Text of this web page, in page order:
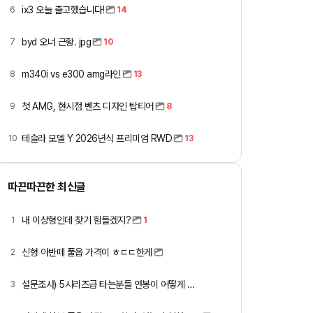
6 ix3 오늘 출고했습니다! 14
7 byd 오너 근황. jpg 10
8 m340i vs e300 amg라인 13
9 첫 AMG, 현시점 벤츠 디자인 탑티어 8
10 테슬라 모델 Y 2026년식 프리미엄 RWD 13
따끈따끈한 최신글
1 내 이상형인데 찾기 힘들겠지? 1
2 신형 아반떼 풀옵 가격이 ㅎㄷㄷ한게
3 설문조사) 5시리즈급 타는분들 연봉이 어떻게 되세요